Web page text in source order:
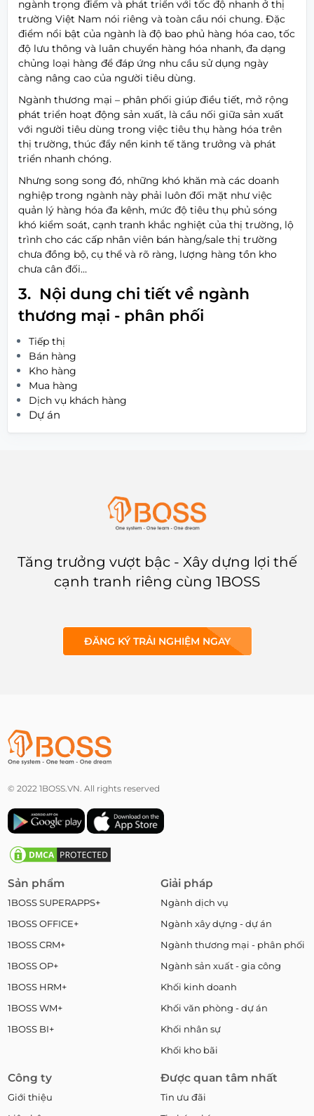
ngành trọng điểm và phát triển với tốc độ nhanh ở thị
trường Việt Nam nói riêng và toàn cầu nói chung. Đặc
điểm nổi bật của ngành là độ bao phủ hàng hóa cao, tốc
độ lưu thông và luân chuyển hàng hóa nhanh, đa dạng
chủng loại hàng để đáp ứng nhu cầu sử dụng ngày
càng nâng cao của người tiêu dùng.
Ngành thương mại – phân phối giúp điều tiết, mở rộng
phát triển hoạt động sản xuất, là cầu nối giữa sản xuất
với người tiêu dùng trong việc tiêu thụ hàng hóa trên
thị trường, thúc đẩy nền kinh tế tăng trưởng và phát
triển nhanh chóng.
Nhưng song song đó, những khó khăn mà các doanh
nghiệp trong ngành này phải luôn đối mặt như việc
quản lý hàng hóa đa kênh, mức độ tiêu thụ phủ sóng
khó kiểm soát, cạnh tranh khắc nghiệt của thị trường, lộ
trình cho các cấp nhân viên bán hàng/sale thị trường
chưa đồng bộ, cụ thể và rõ ràng, lượng hàng tồn kho
chưa cân đối…
3. Nội dung chi tiết về ngành
thương mại - phân phối
Tiếp thị
Bán hàng
Kho hàng
Mua hàng
Dịch vụ khách hàng
Dự án
Tăng trưởng vượt bậc - Xây dựng lợi thế
cạnh tranh riêng cùng 1BOSS
ĐĂNG KÝ TRẢI NGHIỆM NGAY
© 2022 1BOSS.VN. All rights reserved
Sản phẩm
1BOSS SUPERAPPS+
1BOSS OFFICE+
1BOSS CRM+
1BOSS OP+
1BOSS HRM+
1BOSS WM+
1BOSS BI+
Giải pháp
Ngành dịch vụ
Ngành xây dựng - dự án
Ngành thương mại - phân phối
Ngành sản xuất - gia công
Khối kinh doanh
Khối văn phòng - dự án
Khối nhân sự
Khối kho bãi
Công ty
Giới thiệu
Được quan tâm nhất
Tin ưu đãi